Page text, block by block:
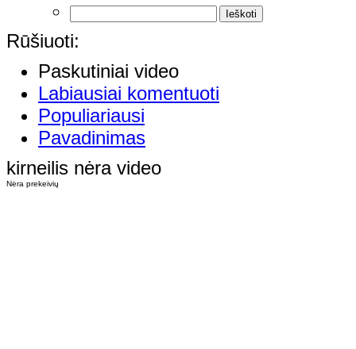
Rūšiuoti:
Paskutiniai video
Labiausiai komentuoti
Populiariausi
Pavadinimas
kirneilis nėra video
Nėra prekeivių